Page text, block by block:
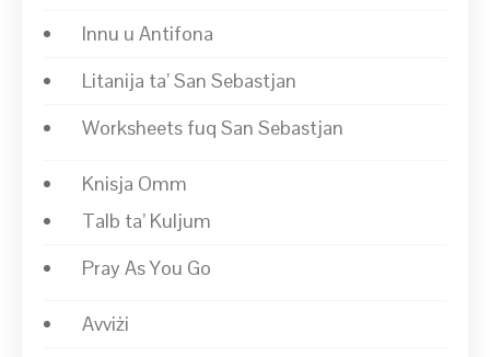
Innu u Antifona
Litanija ta’ San Sebastjan
Worksheets fuq San Sebastjan
Knisja Omm
Talb ta’ Kuljum
Pray As You Go
Avviżi